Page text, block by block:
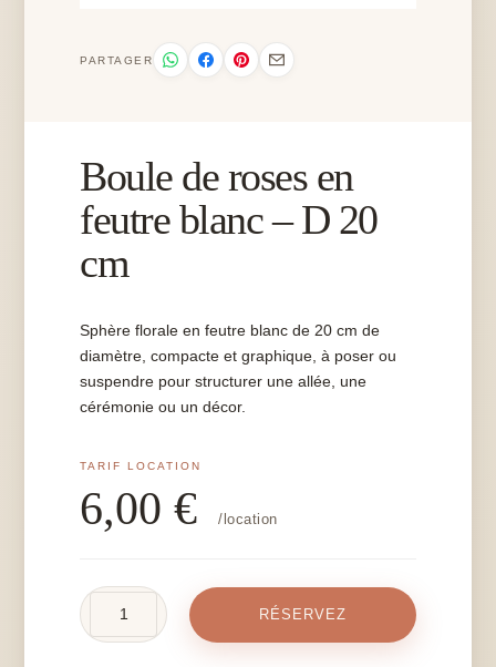
PARTAGER
Boule de roses en
feutre blanc – D 20
cm
Sphère florale en feutre blanc de 20 cm de
diamètre, compacte et graphique, à poser ou
suspendre pour structurer une allée, une
cérémonie ou un décor.
6,00€ /location
RÉSERVEZ